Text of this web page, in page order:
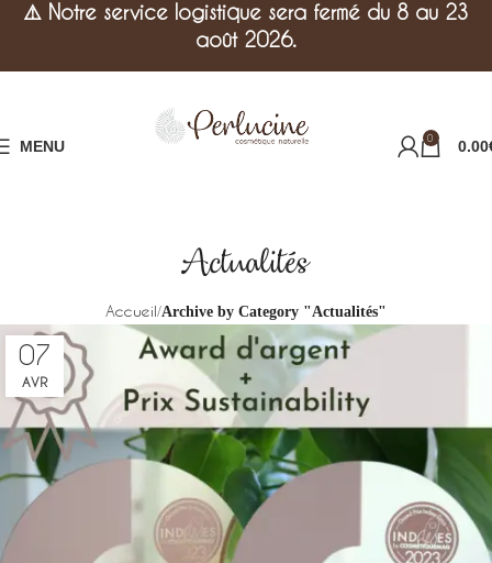
MENU 0 0.00
Actualités
Accueil Archive by Category "Actualités"
07
AVR
⚠️ Notre service logistique sera fermé du 8 au 23
août 2026.